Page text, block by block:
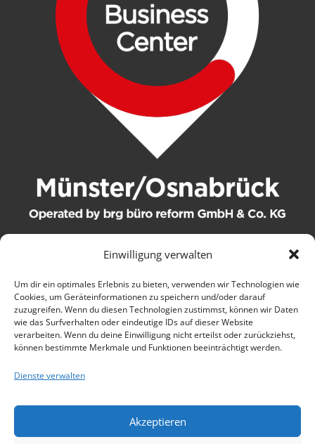
Einwilligung verwalten
Um dir ein optimales Erlebnis zu bieten, verwenden wir Technologien wie
Cookies, um Geräteinformationen zu speichern und/oder darauf
zuzugreifen. Wenn du diesen Technologien zustimmst, können wir Daten
wie das Surfverhalten oder eindeutige IDs auf dieser Website
verarbeiten. Wenn du deine Einwilligung nicht erteilst oder zurückziehst,
können bestimmte Merkmale und Funktionen beeinträchtigt werden.
Dienste verwalten
Akzeptieren
© 2021 brg büro reform GmbH & Co. KG. Alle Rechte
vorbehalten.
Kontakt
Wartungsbedingungen